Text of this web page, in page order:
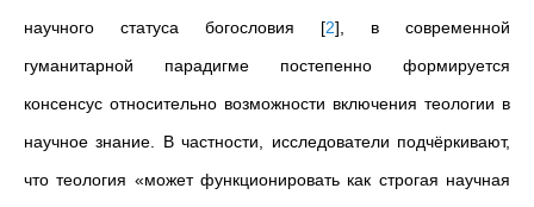
научного статуса богословия [2] , в современной
гуманитарной парадигме постепенно формируется
консенсус относительно возможности включения теологии в
научное знание. В частности, исследователи подчёркивают,
что теология «может функционировать как строгая научная